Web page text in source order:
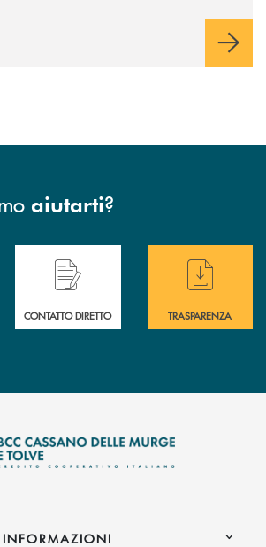
aiutarti?
delle filiali
Hai bisogno di assistenza immediata ?
CONTATTO DIRETTO
Hai bisogno di
TRASPARENZA
INFORMAZIONI